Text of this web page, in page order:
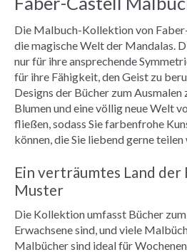
Die Malbuch-Kollektion von
die magische Welt der Mandalas.
nur für ihre ansprechende
für ihre Fähigkeit, den Geist zu
Designs der Bücher zum Ausmalen
Blumen und eine völlig neue Welt
fließen, sodass Sie farbenfrohe
können, die Sie liebend gerne teilen
Ein verträumtes Land der
Muster
Die Kollektion umfasst Bücher
Erwachsene sind, und viele
Malbücher sind ideal für